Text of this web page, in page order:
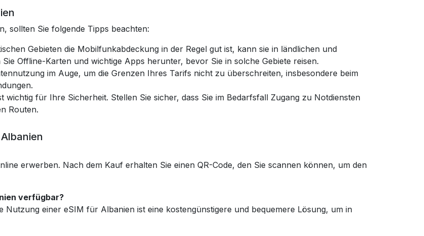
sollten Sie folgende Tipps beachten:
Gebieten die Mobilfunkabdeckung in der Regel gut ist, kann sie in ländlichen und
Offline-Karten und wichtige Apps herunter, bevor Sie in solche Gebiete reisen.
im Auge, um die Grenzen Ihres Tarifs nicht zu überschreiten, insbesondere beim
wichtig für Ihre Sicherheit. Stellen Sie sicher, dass Sie im Bedarfsfall Zugang zu Notdiensten
Routen.
erwerben. Nach dem Kauf erhalten Sie einen QR-Code, den Sie scannen können, um den
verfügbar?
Nutzung einer eSIM für Albanien ist eine kostengünstigere und bequemere Lösung, um in